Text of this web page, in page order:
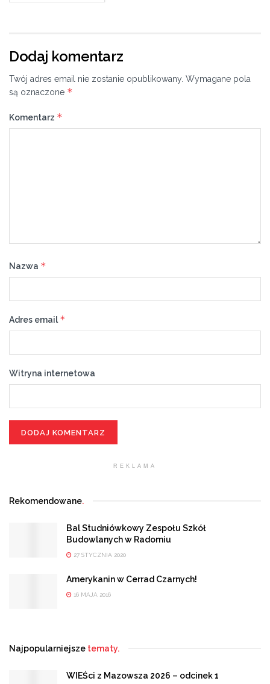
Dodaj komentarz
Twój adres email nie zostanie opublikowany. Wymagane pola
są oznaczone *
Komentarz *
Nazwa *
Adres email*
Witryna internetowa
REKLAMA
Rekomendowane.
Bal Studniówkowy Zespołu Szkół
Budowlanych w Radomiu
27 STYCZNIA 2020
Amerykanin w Cerrad Czarnych!
16 MAJA 2016
Najpopularniejsze tematy.
WIEŚci z Mazowsza 2026 – odcinek 1